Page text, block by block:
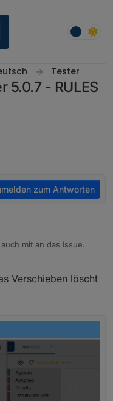
Tester
- RULES
zum Antworten
mit an das Issue.
Verschieben löscht